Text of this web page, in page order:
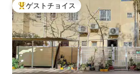
大好評のゲストチョイスです。
ゲストチョイス